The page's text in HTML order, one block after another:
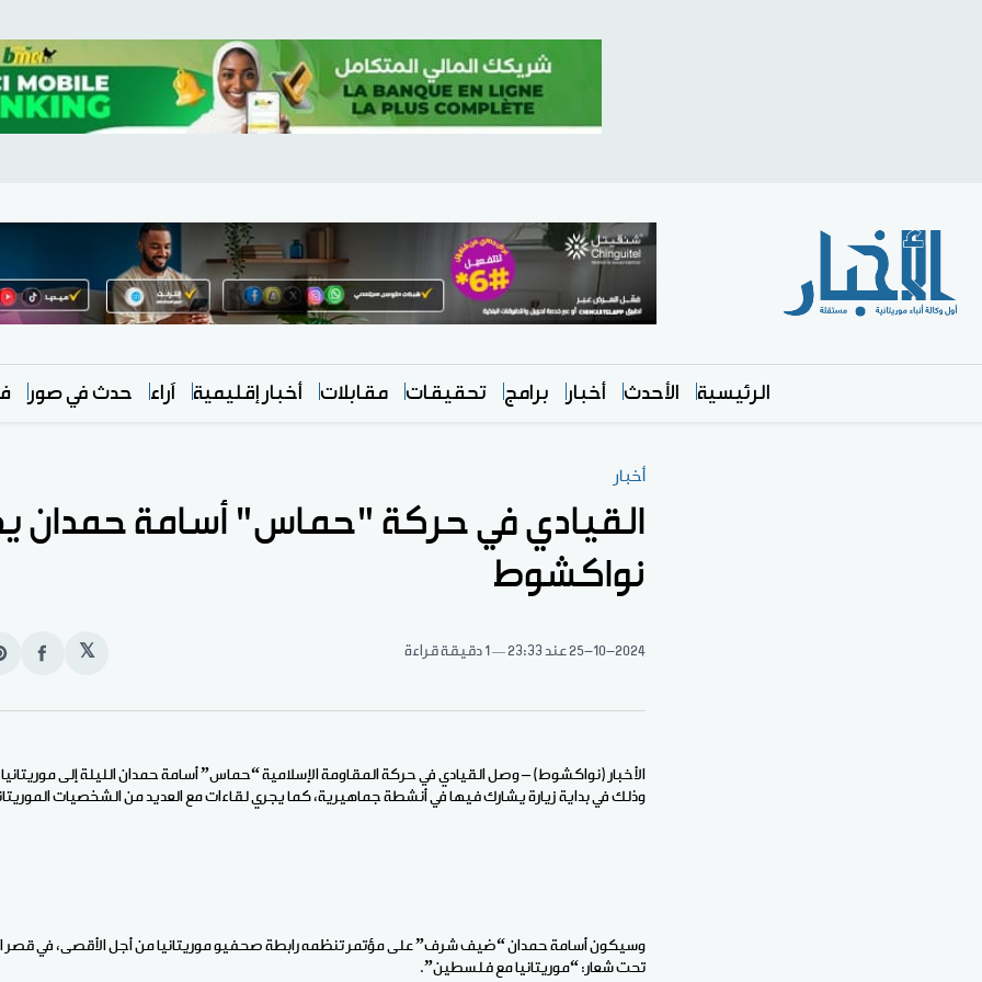
الرئيسية الأحدث أخبار برامج تحقيقات مقابلات أخبار إقليمية آراء حدث في صور
أخبار
القيادي في حركة "حماس" أسامة حمدان
نواكشوط
25-10-2024عند 23:33 1 دقيقة قراءة 𝕏
انشر
الأخبار (نواكشوط) – وصل القيادي في حركة المقاومة الإسلامية “حماس” أسامة حمدان الليلة إلى
وذلك في بداية زيارة يشارك فيها في أنشطة جماهيرية، كما يجري لقاءات مع العديد من الشخصيات
وسيكون أسامة حمدان “ضيف شرف” على مؤتمر تنظمه رابطة صحفيو موريتانيا من أجل الأقصى، في قصر
تحت شعار: “موريتانيا مع فلسطين”.